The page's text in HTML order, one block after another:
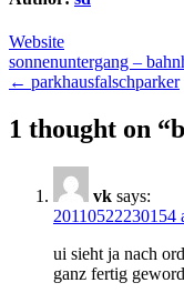
Website
Post
navigation
sonnenuntergang –
← parkhausfalschparker
1 thought on “
vk says:
20110522230154
ui sieht ja nach
ganz fertig